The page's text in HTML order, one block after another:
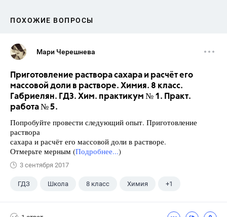
ПОХОЖИЕ ВОПРОСЫ
Мари Черешнева
Приготовление раствора сахара и расчёт его
массовой доли в растворе. Химия. 8 класс.
Габриелян. ГДЗ. Хим. практикум № 1. Практ.
работа № 5.
Попробуйте провести следующий опыт. Приготовление
раствора
сахара и расчёт его массовой доли в растворе.
Отмерьте мерным (Подробнее...)
3 сентября 2017
ГДЗ Школа 8 класс Химия +1